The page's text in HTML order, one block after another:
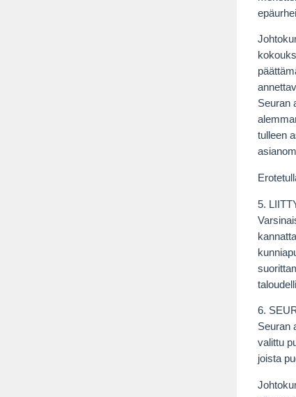
Seuran
tulleen
5.
6.
Seuran
valittu
joista